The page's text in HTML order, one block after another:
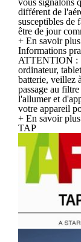
différent de
susceptibles de
être de jour
+ En savoir plus
Informations
ATTENTION :
ordinateur,
batterie, veillez
passage au
l'allumer et
votre appareil
+ En savoir plus
TAP